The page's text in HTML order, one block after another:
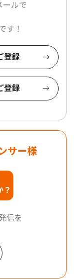
ールで
す！
登録
登録
サー様
？
信を